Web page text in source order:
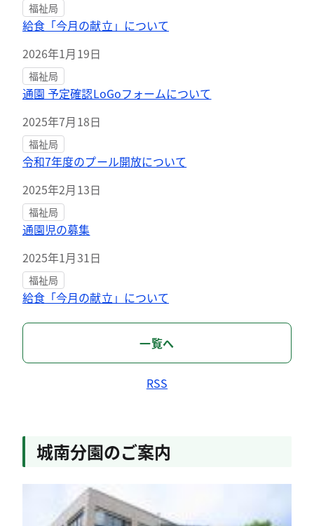
福祉局
給食「今月の献立」について
2026年1月19日
福祉局
通園 予定確認LoGoフォームについて
2025年7月18日
福祉局
令和7年度のプール開放について
2025年2月13日
福祉局
通園児の募集
2025年1月31日
福祉局
給食「今月の献立」について
一覧へ
RSS
城南分園のご案内